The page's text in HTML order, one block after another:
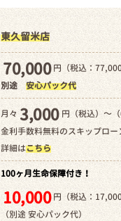
東久留米店
70,000円（税込：77,000
別途 安心パック代
月々 3,000 円（税込）～（
金利手数料無料のスキップロー
詳細はこちら
100ヶ月生命保障付き！
10,000 円（税込：
（別途 安心パック代）